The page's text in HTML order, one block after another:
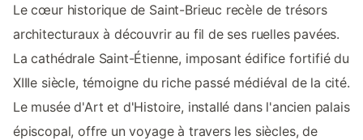
Le cœur historique de Saint-Brieuc recèle de trésors
architecturaux à découvrir au fil de ses ruelles pavées.
La cathédrale Saint-Étienne, imposant édifice fortifié du
XIIIe siècle, témoigne du riche passé médiéval de la cité.
Le musée d'Art et d'Histoire, installé dans l'ancien palais
épiscopal, offre un voyage à travers les siècles, de